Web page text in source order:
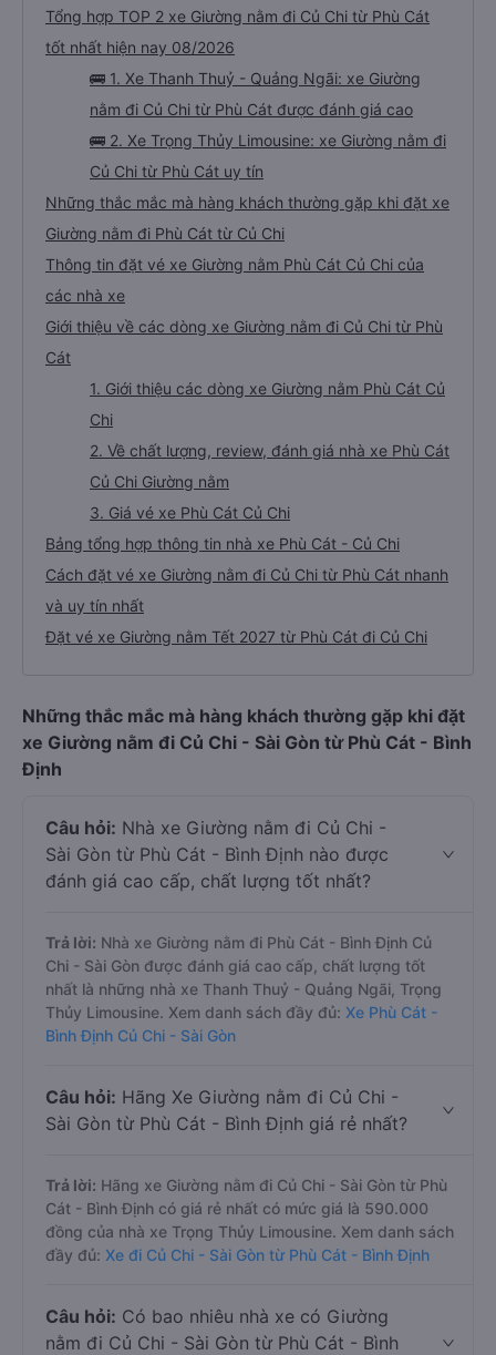
(10 điểm), sáng sớm thì có phát thêm bàn chải kem đánh răng dùng 1 lần. À
trên xe có sẵn 2 chai nước suối 500ml nữa. Chuyến xe yên lặng, tài xế ko hút
thuốc, ko chửi thề, ko to tiếng là mình thấy tuyệt vời rồi. À xe đến bến xe lúc
7h30, sớm hơn dự kiến trên web 1 tiếng nhé. Xe có trung chuyển nội thành
chuyển á, k thì mình chủ động đăng ký cũng đc. Xe mới, sạch sẽ, thơm tho,
Tổng hợp TOP 2 xe Giường nằm đi Củ Chi từ Phù Cát
tốt nhất hiện nay 08/2026
🚌 1. Xe Thanh Thuỷ - Quảng Ngãi: xe Giường
nằm đi Củ Chi từ Phù Cát được đánh giá cao
🚌 2. Xe Trọng Thủy Limousine: xe Giường nằm đi
Củ Chi từ Phù Cát uy tín
Những thắc mắc mà hàng khách thường gặp khi đặt xe
Giường nằm đi Phù Cát từ Củ Chi
Thông tin đặt vé xe Giường nằm Phù Cát Củ Chi của
các nhà xe
Giới thiệu về các dòng xe Giường nằm đi Củ Chi từ Phù
Cát
1. Giới thiệu các dòng xe Giường nằm Phù Cát Củ
Chi
2. Về chất lượng, review, đánh giá nhà xe Phù Cát
Củ Chi Giường nằm
3. Giá vé xe Phù Cát Củ Chi
Bảng tổng hợp thông tin nhà xe Phù Cát - Củ Chi
Cách đặt vé xe Giường nằm đi Củ Chi từ Phù Cát nhanh
và uy tín nhất
Đặt vé xe Giường nằm Tết 2027 từ Phù Cát đi Củ Chi
Những thắc mắc mà hàng khách thường gặp khi đặt
xe Giường nằm đi Củ Chi - Sài Gòn từ Phù Cát - Bình
Định
Câu hỏi: Nhà xe Giường nằm đi Củ Chi -
Sài Gòn từ Phù Cát - Bình Định nào được
đánh giá cao cấp, chất lượng tốt nhất?
Trả lời: Nhà xe Giường nằm đi Phù Cát - Bình Định Củ
Chi - Sài Gòn được đánh giá cao cấp, chất lượng tốt
nhất là những nhà xe Thanh Thuỷ - Quảng Ngãi, Trọng
Thủy Limousine. Xem danh sách đầy đủ: Xe Phù Cát -
Bình Định Củ Chi - Sài Gòn
Câu hỏi: Hãng Xe Giường nằm đi Củ Chi -
Sài Gòn từ Phù Cát - Bình Định giá rẻ nhất?
Trả lời: Hãng xe Giường nằm đi Củ Chi - Sài Gòn từ Phù
Cát - Bình Định có giá rẻ nhất có mức giá là 590.000
đồng của nhà xe Trọng Thủy Limousine. Xem danh sách
đầy đủ: Xe đi Củ Chi - Sài Gòn từ Phù Cát - Bình Định
Câu hỏi: Có bao nhiêu nhà xe có Giường
nằm đi Củ Chi - Sài Gòn từ Phù Cát - Bình